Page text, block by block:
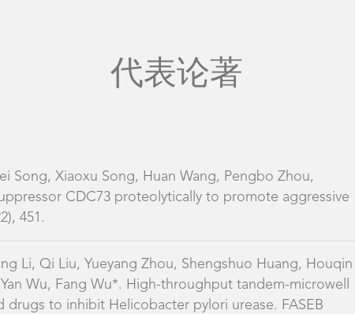
代表论著
Song, Xiaoxu Song, Huan Wang, Pengbo Zhou,
CDC73 proteolytically to promote aggressive
451.
Li, Qi Liu, Yueyang Zhou, Shengshuo Huang, Houqin
Wu, Fang Wu*. High-throughput tandem-microwell
to inhibit Helicobacter pylori urease. FASEB